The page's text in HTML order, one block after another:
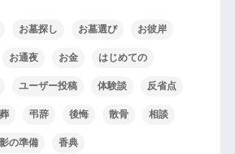
お墓探し お墓選び お彼岸
お通夜 お金 はじめての
ユーザー投稿 体験談 反省点
弔辞 後悔 散骨 相談
の準備 香典